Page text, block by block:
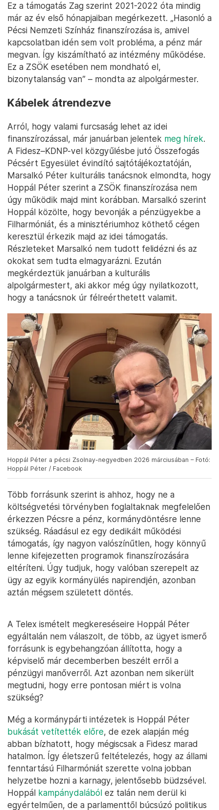
Ez a támogatás Zag szerint 2021-2022 óta mindig
már az év első hónapjaiban megérkezett. „Hasonló a
Pécsi Nemzeti Színház finanszírozása is, amivel
kapcsolatban idén sem volt probléma, a pénz már
megvan. Így kiszámítható az intézmény működése.
Ez a ZSÖK esetében nem mondható el,
bizonytalanság van” – mondta az alpolgármester.
Kábelek átrendezve
Arról, hogy valami furcsaság lehet az idei
finanszírozással, már januárban jelentek meg hírek.
A Fidesz–KDNP-vel közgyűlésbe jutó Összefogás
Pécsért Egyesület évindító sajtótájékoztatóján,
Marsalkó Péter kulturális tanácsnok elmondta, hogy
Hoppál Péter szerint a ZSÖK finanszírozása nem
úgy működik majd mint korábban. Marsalkó szerint
Hoppál közölte, hogy bevonják a pénzügyekbe a
Filharmóniát, és a minisztériumhoz köthető cégen
keresztül érkezik majd az idei támogatás.
Részleteket Marsalkó nem tudott felidézni és az
okokat sem tudta elmagyarázni. Ezután
megkérdeztük januárban a kulturális
alpolgármestert, aki akkor még úgy nyilatkozott,
hogy a tanácsnok úr félreérthetett valamit.
Hoppál Péter a pécsi Zsolnay-negyedben 2026 márciusában – Fotó:
Hoppál Péter / Facebook
Több forrásunk szerint is ahhoz, hogy ne a
költségvetési törvényben foglaltaknak megfelelően
érkezzen Pécsre a pénz, kormánydöntésre lenne
szükség. Ráadásul ez egy dedikált működési
támogatás, így nagyon valószínűtlen, hogy könnyű
lenne kifejezetten programok finanszírozására
eltéríteni. Úgy tudjuk, hogy valóban szerepelt az
ügy az egyik kormányülés napirendjén, azonban
aztán mégsem született döntés.
A Telex ismételt megkereséseire Hoppál Péter
egyáltalán nem válaszolt, de több, az ügyet ismerő
forrásunk is egybehangzóan állította, hogy a
képviselő már decemberben beszélt erről a
pénzügyi manőverről. Azt azonban nem sikerült
megtudni, hogy erre pontosan miért is volna
szükség?
Még a kormánypárti intézetek is Hoppál Péter
bukását vetítették előre, de ezek alapján még
abban bízhatott, hogy mégiscsak a Fidesz marad
hatalmon. Így életszerű feltételezés, hogy az állami
fenntartású Filharmóniát szerette volna jobban
helyzetbe hozni a karnagy, jelentősebb büdzsével.
Hoppál kampánydalából ez talán nem derül ki
egyértelműen, de a parlamenttől búcsúzó politikus